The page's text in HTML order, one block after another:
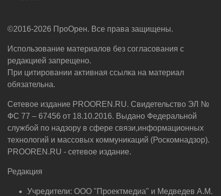
©2016-2026 ПроОрен. Все права защищены.
Использование материалов без согласования с
редакцией запрещено.
При цитировании активная ссылка на материал
обязательна.
Сетевое издание PROOREN.RU. Свидетельство ЭЛ №
ФС 77 – 67456 от 18.10.2016. Выдано Федеральной
службой по надзору в сфере связи,информационных
технологий и массовых коммуникаций (Роскомнадзор).
PROOREN.RU - сетевое издание.
Редакция
Учредители: ООО "Проектмедиа" и Медведев А.М.